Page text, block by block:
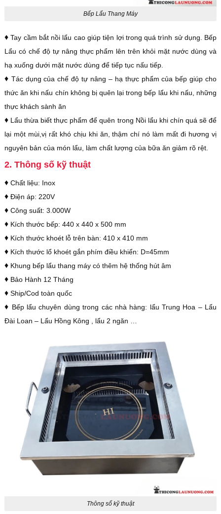
Bếp Lẩu Thang Máy
♦Tay cầm bắt nồi lẩu cao giúp tiện lợi trong quá trình sử dụng. Bếp
Lẩu có chế độ tự nâng thực phẩm lên trên khỏi mặt nước dùng và
hạ xuống dưới mặt nước dùng để tiếp tục nấu tiếp.
♦ Tác dụng của chế độ tự nâng – hạ thực phẩm của bếp giúp cho
thức ăn khi nấu chín không bị quên lại trong bếp lẩu khi nấu, những
thực khách sành ăn
♦ Lẩu thừa biết thực phẩm để quên trong Nồi lẩu khi chín quá sẽ để
lại một mùi,vị rất khó chịu khi ăn, thậm chí nó làm mất đi hương vị
nguyên bản của món lẩu, làm chất lượng của bữa ăn giảm rõ rệt.
2. Thông số kỹ thuật
♦ Chất liệu: Inox
♦ Điện áp: 220V
♦ Công suất: 3.000W
♦ Kích thước bếp: 440 x 440 x 500 mm
♦ Kích thước khoét lỗ trên bàn: 410 x 410 mm
♦ Kích thước lổ khoét gắn phím điều khiển: D=45mm
♦ Khung bếp lẩu thang máy có thêm hệ thống hút âm
♦ Bảo Hành 12 Tháng
♦ Ship/Cod toàn quốc
♦ Bếp lẩu chuyên dùng trong các nhà hàng: lẩu Trung Hoa – Lẩu
Đài Loan – Lẩu Hồng Kông , lẩu 2 ngăn …
Thông số kỹ thuật